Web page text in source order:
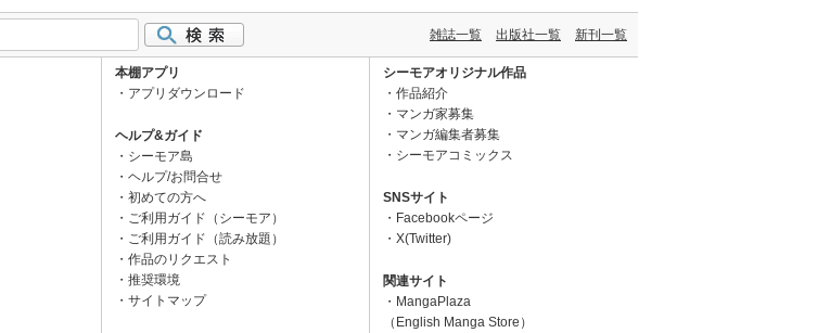
雑誌一覧 出版社一覧 新刊一覧
本棚アプリ
アプリダウンロード
ヘルプ&ガイド
シーモア島
ヘルプ/お問合せ
初めての方へ
ご利用ガイド（シーモア）
ご利用ガイド（読み放題）
作品のリクエスト
推奨環境
サイトマップ
シーモアオリジナル作品
作品紹介
マンガ家募集
マンガ編集者募集
シーモアコミックス
SNSサイト
Facebookページ
X(Twitter)
関連サイト
MangaPlaza
（English Manga Store）